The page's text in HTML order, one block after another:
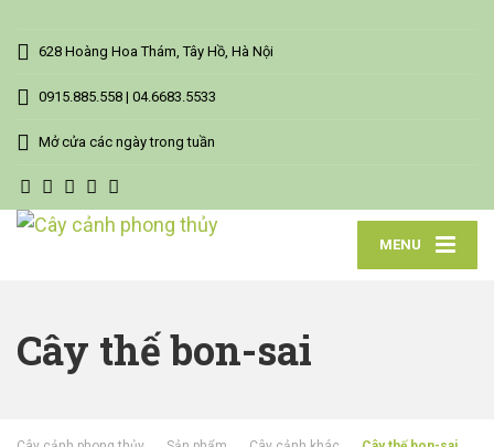
628 Hoàng Hoa Thám, Tây Hồ, Hà Nội
0915.885.558 | 04.6683.5533
Mở cửa các ngày trong tuần
MENU
Cây thế bon-sai